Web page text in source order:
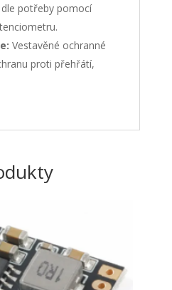
potřeby pomocí
Vestavěné ochranné
proti přehřátí,